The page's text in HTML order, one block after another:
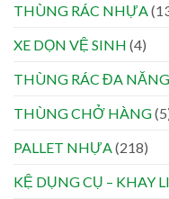
THÙNG RÁC NHỰA
XE DỌN VỆ SINH (4)
THÙNG RÁC ĐA NĂNG
THÙNG CHỞ HÀNG
PALLET NHỰA(218)
KỆ DỤNG CỤ – KHAY